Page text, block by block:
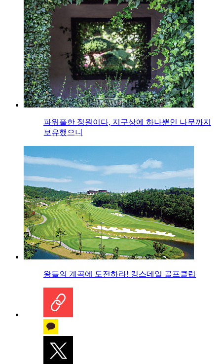
파워풀한 정원이다, 지구상에 하나뿐인 나무까지
보유했으니
왕들의 계곡에 도전하라! 킹스데일 골프클럽